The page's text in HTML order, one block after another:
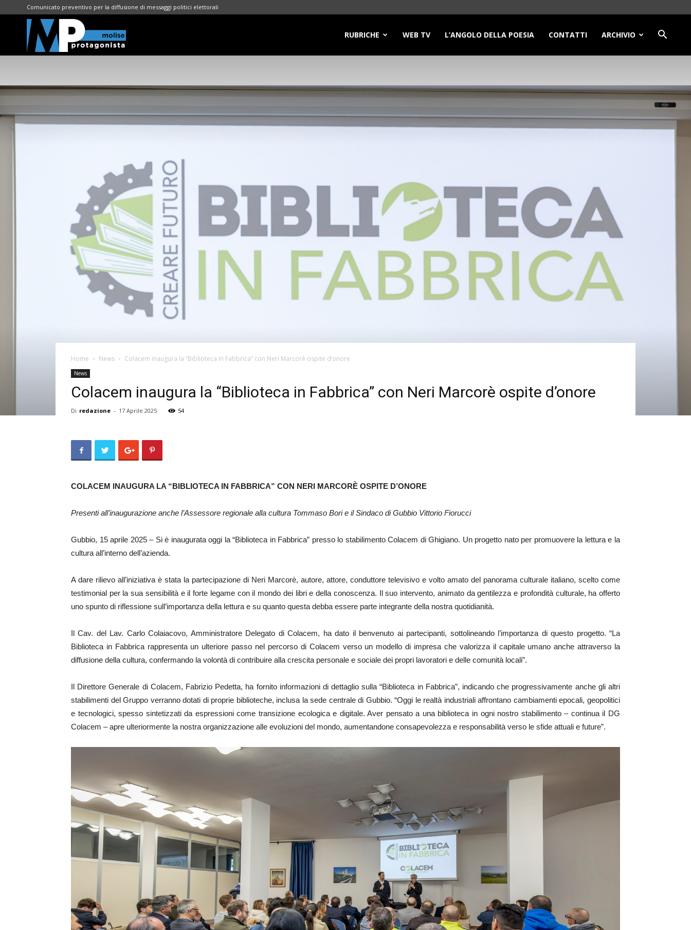
Comunicato preventivo per la diffusione di messaggi politici elettorali
RUBRICHE WEB TV L’ANGOLO DELLA POESIA CONTATTI ARCHIVIO
Home News Colacem inaugura la “Biblioteca in Fabbrica” con Neri Marcorè ospite d’onore
News
Colacem inaugura la “Biblioteca in Fabbrica” con Neri Marcorè ospite d’onore
Di redazione - 17 Aprile 2025 54
COLACEM INAUGURA LA “BIBLIOTECA IN FABBRICA” CON NERI MARCORÈ OSPITE D’ONORE
Presenti all’inaugurazione anche l’Assessore regionale alla cultura Tommaso Bori e il Sindaco di Gubbio Vittorio Fiorucci
Gubbio, 15 aprile 2025 – Si è inaugurata oggi la “Biblioteca in Fabbrica” presso lo stabilimento Colacem di Ghigiano. Un progetto nato per promuovere la lettura e la
cultura all’interno dell’azienda.
A dare rilievo all’iniziativa è stata la partecipazione di Neri Marcorè, autore, attore, conduttore televisivo e volto amato del panorama culturale italiano, scelto come
testimonial per la sua sensibilità e il forte legame con il mondo dei libri e della conoscenza. Il suo intervento, animato da gentilezza e profondità culturale, ha offerto
uno spunto di riflessione sull’importanza della lettura e su quanto questa debba essere parte integrante della nostra quotidianità.
Il Cav. del Lav. Carlo Colaiacovo, Amministratore Delegato di Colacem, ha dato il benvenuto ai partecipanti, sottolineando l’importanza di questo progetto. “La
Biblioteca in Fabbrica rappresenta un ulteriore passo nel percorso di Colacem verso un modello di impresa che valorizza il capitale umano anche attraverso la
diffusione della cultura, confermando la volontà di contribuire alla crescita personale e sociale dei propri lavoratori e delle comunità locali”.
Il Direttore Generale di Colacem, Fabrizio Pedetta, ha fornito informazioni di dettaglio sulla “Biblioteca in Fabbrica”, indicando che progressivamente anche gli altri
stabilimenti del Gruppo verranno dotati di proprie biblioteche, inclusa la sede centrale di Gubbio. “Oggi le realtà industriali affrontano cambiamenti epocali, geopolitici
e tecnologici, spesso sintetizzati da espressioni come transizione ecologica e digitale. Aver pensato a una biblioteca in ogni nostro stabilimento – continua il DG
Colacem – apre ulteriormente la nostra organizzazione alle evoluzioni del mondo, aumentandone consapevolezza e responsabilità verso le sfide attuali e future”.